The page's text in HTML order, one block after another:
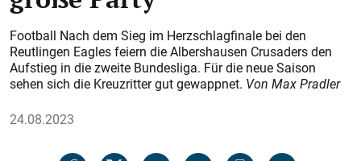
Football Nach dem Sieg im Herzschlagfinale bei den
Reutlingen Eagles feiern die Albershausen Crusaders den
Aufstieg in die zweite Bundesliga. Für die neue Saison
sehen sich die Kreuzritter gut gewappnet. Von Max Pradler
24.08.2023